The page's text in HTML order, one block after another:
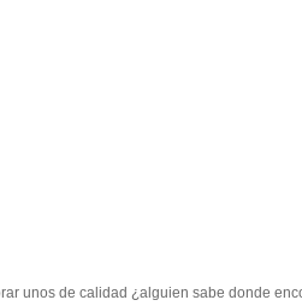
unos de calidad ¿alguien sabe donde